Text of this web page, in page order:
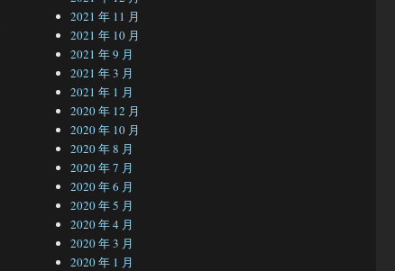
2021 年 11 月
2021 年 10 月
2021 年 9 月
2021 年 3 月
2021 年 1 月
2020 年 12 月
2020 年 10 月
2020 年 8 月
2020 年 7 月
2020 年 6 月
2020 年 5 月
2020 年 4 月
2020 年 3 月
2020 年 1 月